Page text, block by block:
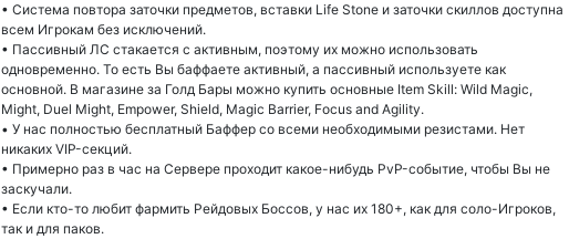
• Система повтора заточки предметов, вставки Life Stone и заточки скиллов доступна
всем Игрокам без исключений.
• Пассивный ЛС стакается с активным, поэтому их можно использовать
одновременно. То есть Вы баффаете активный, а пассивный используете как
основной. В магазине за Голд Бары можно купить основные Item Skill: Wild Magic,
Might, Duel Might, Empower, Shield, Magic Barrier, Focus and Agility.
• У нас полностью бесплатный Баффер со всеми необходимыми резистами. Нет
никаких VIP-секций.
• Примерно раз в час на Сервере проходит какое-нибудь PvP-событие, чтобы Вы не
заскучали.
• Если кто-то любит фармить Рейдовых Боссов, у нас их 180+, как для соло-Игроков,
так и для паков.